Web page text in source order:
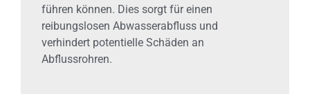
führen können. Dies sorgt für einen
reibungslosen Abwasserabfluss und
verhindert potentielle Schäden an
Abflussrohren.